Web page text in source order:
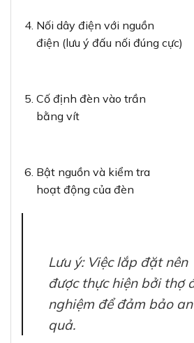
Nối dây điện với nguồn
điện (lưu ý đấu nối đúng cực)
Cố định đèn vào trần
bằng vít
Bật nguồn và kiểm tra
hoạt động của đèn
Lưu ý: Việc lắp đặt nên
được thực hiện bởi thợ
nghiệm để đảm bảo
quả.